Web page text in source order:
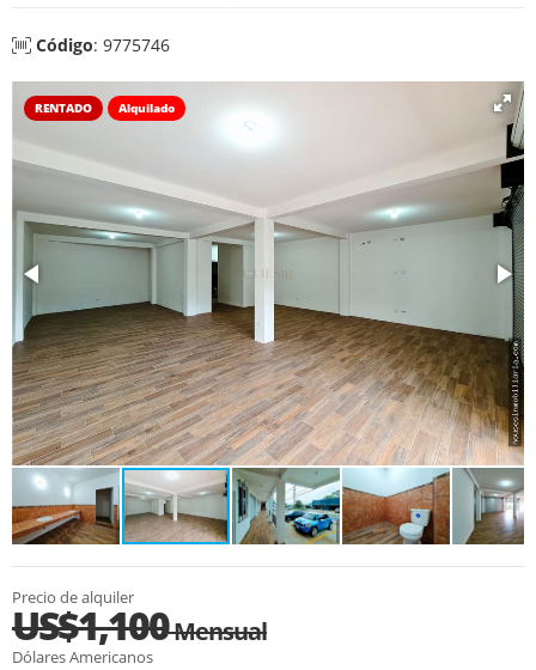
Código: 9775746
RENTADO Alquilado
Precio de alquiler
US$1,100Mensual
Dólares Americanos